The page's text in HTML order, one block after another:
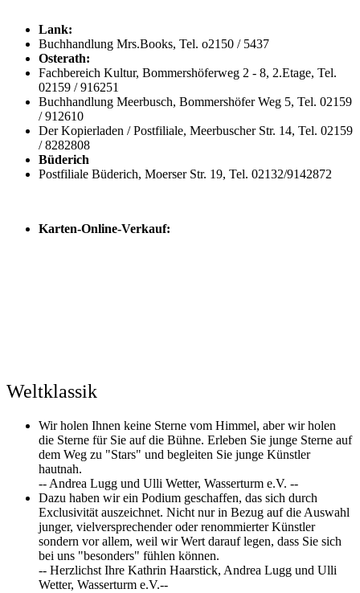
Lank:
Buchhandlung Mrs.Books, Tel. o2150 / 5437
Osterath:
Fachbereich Kultur, Bommershöferweg 2 - 8, 2.Etage, Tel.
02159 / 916251
Buchhandlung Meerbusch, Bommershöfer Weg 5, Tel. 02159
/ 912610
Der Kopierladen / Postfiliale, Meerbuscher Str. 14, Tel. 02159
/ 8282808
Büderich
Postfiliale Büderich, Moerser Str. 19, Tel. 02132/9142872
Karten-Online-Verkauf:
Weltklassik
Wir holen Ihnen keine Sterne vom Himmel, aber wir holen
die Sterne für Sie auf die Bühne. Erleben Sie junge Sterne auf
dem Weg zu "Stars" und begleiten Sie junge Künstler
hautnah.
-- Andrea Lugg und Ulli Wetter, Wasserturm e.V. --
Dazu haben wir ein Podium geschaffen, das sich durch
Exclusivität auszeichnet. Nicht nur in Bezug auf die Auswahl
junger, vielversprechender oder renommierter Künstler
sondern vor allem, weil wir Wert darauf legen, dass Sie sich
bei uns "besonders" fühlen können.
-- Herzlichst Ihre Kathrin Haarstick, Andrea Lugg und Ulli
Wetter, Wasserturm e.V.--